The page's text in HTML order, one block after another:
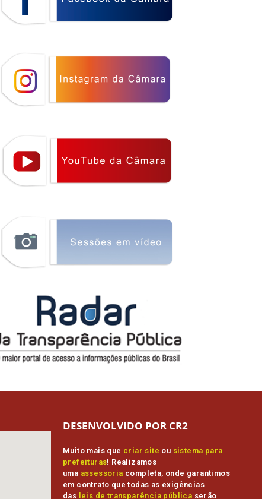
Muito mais que criar site ou sistema para
prefeituras! Realizamos
uma assessoria completa, onde garantimos
em contrato que todas as exigências
das leis de transparência pública serão
DESENVOLVIDO POR CR2